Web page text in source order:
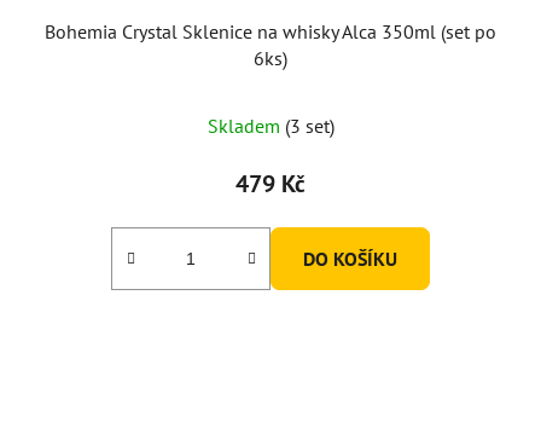
Bohemia Crystal Sklenice na whisky Alca 350ml (set po
6ks)
Skladem (3 set)
479 Kč
DO KOŠÍKU